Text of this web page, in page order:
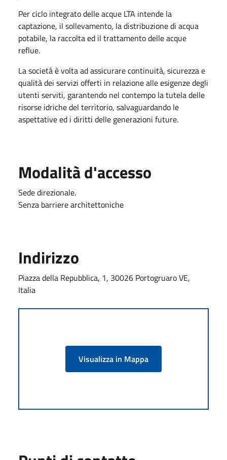
Per ciclo integrato delle acque LTA intende la
captazione, il sollevamento, la distribuzione di acqua
potabile, la raccolta ed il trattamento delle acque
reflue.
La società è volta ad assicurare continuità, sicurezza e
qualità dei servizi offerti in relazione alle esigenze degli
utenti serviti, garantendo nel contempo la tutela delle
risorse idriche del territorio, salvaguardando le
aspettative ed i diritti delle generazioni future.
Modalità d'accesso
Sede direzionale.
Senza barriere architettoniche
Indirizzo
Piazza della Repubblica, 1, 30026 Portogruaro VE,
Italia
Visualizza in Mappa